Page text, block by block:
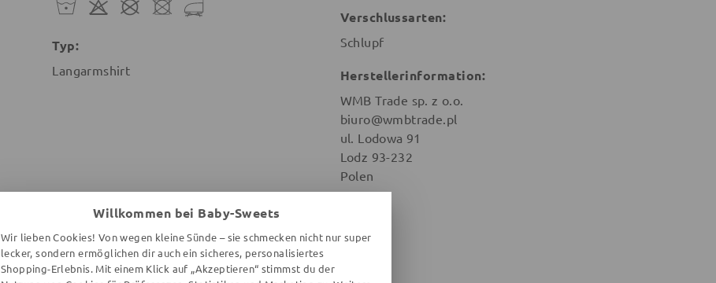
Typ:
Langarmshirt
Verschlussarten:
Schlupf
Herstellerinformation:
WMB Trade sp. z o.o.
biuro@wmbtrade.pl
ul. Lodowa 91
Lodz 93-232
Polen
Willkommen bei Baby-Sweets
Wir lieben Cookies! Von wegen kleine Sünde – sie schmecken nicht nur super
lecker, sondern ermöglichen dir auch ein sicheres, personalisiertes
Shopping-Erlebnis. Mit einem Klick auf „Akzeptieren“ stimmst du der